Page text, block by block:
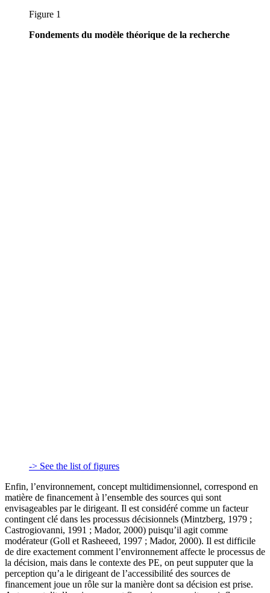
Figure 1
Fondements du modèle théorique de la recherche
-> See the list of figures
Enfin, l’environnement, concept multidimensionnel, correspond en
matière de financement à l’ensemble des sources qui sont
envisageables par le dirigeant. Il est considéré comme un facteur
contingent clé dans les processus décisionnels (Mintzberg, 1979 ;
Castrogiovanni, 1991 ; Mador, 2000) puisqu’il agit comme
modérateur (Goll et Rasheeed, 1997 ; Mador, 2000). Il est difficile
de dire exactement comment l’environnement affecte le processus de
la décision, mais dans le contexte des PE, on peut supputer que la
perception qu’a le dirigeant de l’accessibilité des sources de
financement joue un rôle sur la manière dont sa décision est prise.